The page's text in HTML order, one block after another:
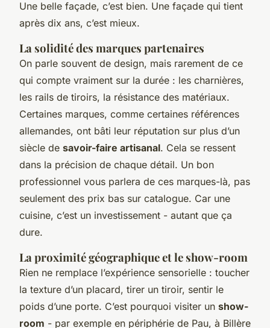
Une belle façade, c’est bien. Une façade qui tient
après dix ans, c’est mieux.
La solidité des marques partenaires
On parle souvent de design, mais rarement de ce
qui compte vraiment sur la durée : les charnières,
les rails de tiroirs, la résistance des matériaux.
Certaines marques, comme certaines références
allemandes, ont bâti leur réputation sur plus d’un
siècle de savoir-faire artisanal. Cela se ressent
dans la précision de chaque détail. Un bon
professionnel vous parlera de ces marques-là, pas
seulement des prix bas sur catalogue. Car une
cuisine, c’est un investissement - autant que ça
dure.
La proximité géographique et le show-room
Rien ne remplace l’expérience sensorielle : toucher
la texture d’un placard, tirer un tiroir, sentir le
poids d’une porte. C’est pourquoi visiter un show-
room - par exemple en périphérie de Pau, à Billère